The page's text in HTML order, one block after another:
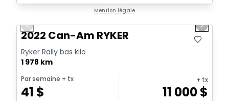
Mention légale
Previous slide Next
2022 Can-Am RYKER
Ryker Rally bas kilo
1 978 km
Par semaine + tx
41 $
+ tx
11 000$